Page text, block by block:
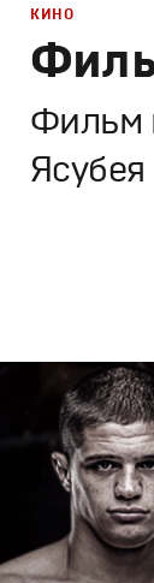
Фильм
Брендинг,ТВ-
Спортивный
КИНО